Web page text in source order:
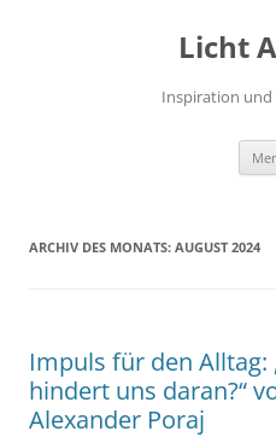
Licht
Inspiration
ARCHIV DES MONATS: AUGUST 2024
Impuls für den Alltag:
hindert uns daran?“
Alexander Poraj